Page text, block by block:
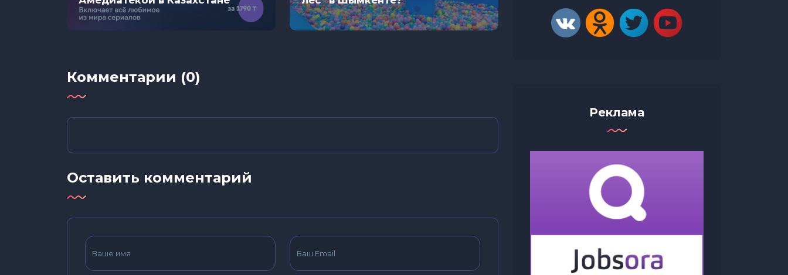
WebBot.shop
Комментарии (0)
Оставить комментарий
Реклама